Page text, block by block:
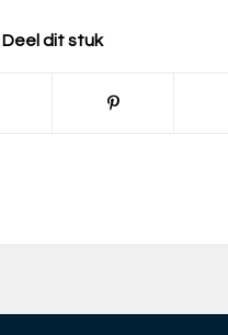
Deel dit stuk